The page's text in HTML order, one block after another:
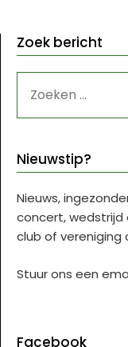
Zoek bericht
NAAR:
Nieuwstip?
Nieuws,
concert, wedstrijd
club of vereniging
Stuur ons een
Facebook